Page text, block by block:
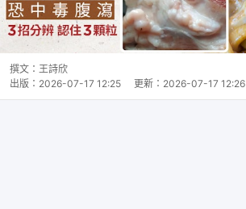
撰文： 王詩欣
出版： 2026-07-17 12:25 更新： 2026-07-17 12:26